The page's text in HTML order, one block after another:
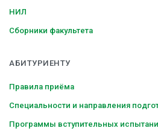
НИЛ
Сборники факультета
АБИТУРИЕНТУ
Правила приёма
Специальности и направления
Программы вступительных